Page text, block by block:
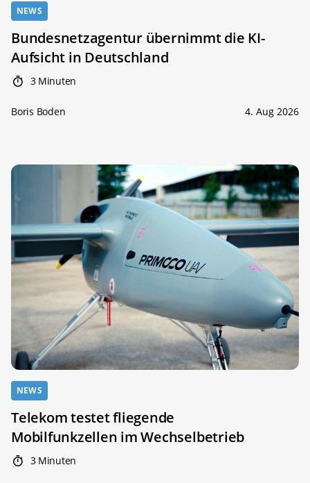
NEWS
Bundesnetzagentur übernimmt die KI-
Aufsicht in Deutschland
3 Minuten
Boris Boden 4. Aug 2026
NEWS
Telekom testet fliegende
Mobilfunkzellen im Wechselbetrieb
3 Minuten